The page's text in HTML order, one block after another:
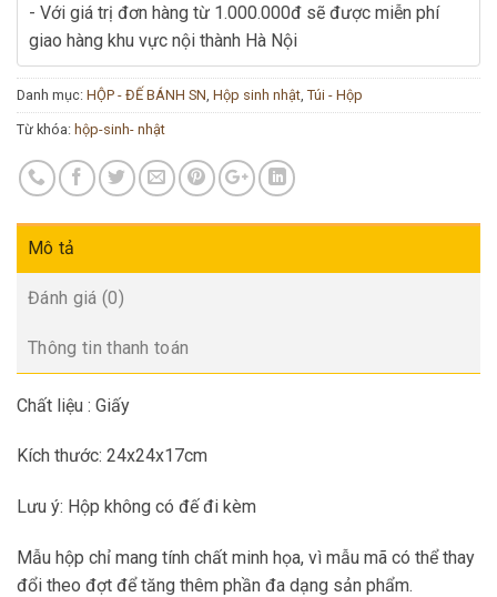
- Với giá trị đơn hàng từ 1.000.000đ sẽ được miễn phí
giao hàng khu vực nội thành Hà Nội
Danh mục: HỘP - ĐẾ BÁNH SN Hộp sinh nhật Túi - Hộp
Từ khóa: hộp-sinh- nhật
Mô tả
Đánh giá (0)
Thông tin thanh toán
Chất liệu : Giấy
Kích thước: 24x24x17cm
Lưu ý: Hộp không có đế đi kèm
Mẫu hộp chỉ mang tính chất minh họa, vì mẫu mã có thể thay
đổi theo đợt để tăng thêm phần đa dạng sản phẩm.